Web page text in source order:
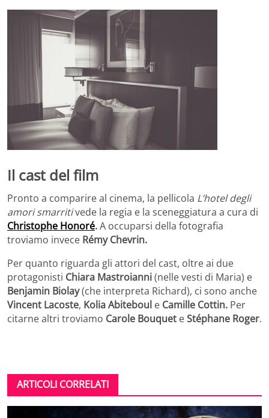
Il cast del film
Pronto a comparire al cinema, la pellicola L’hotel degli
amori smarritivede la regia e la sceneggiatura a cura di
Christophe Honoré.A occuparsi della fotografia
troviamo invece Rémy Chevrin.
Per quanto riguarda gli attori del cast, oltre ai due
protagonisti Chiara Mastroianni(nelle vesti di Maria) e
Benjamin Biolay(che interpreta Richard), ci sono anche
Vincent Lacoste, Kolia Abiteboul e Camille Cottin. Per
citarne altri troviamo Carole Bouquet eStéphane Roger.
ARTICOLI CORRELATI